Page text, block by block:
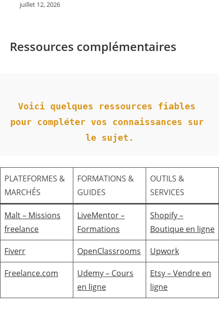
juillet 12, 2026
Ressources complémentaires
Voici quelques ressources fiables
pour compléter vos connaissances sur
le sujet.
PLATEFORMES &
MARCHÉS
FORMATIONS &
GUIDES
OUTILS &
SERVICES
Malt – Missions
freelance
LiveMentor –
Formations
Shopify –
Boutique en ligne
Fiverr OpenClassrooms Upwork
Freelance.com
Udemy – Cours
en ligne
Etsy – Vendre en
ligne